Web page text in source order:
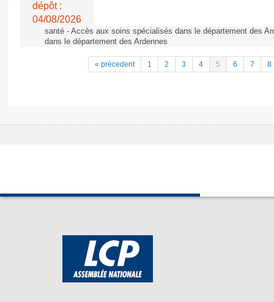
dépôt :
04/08/2026
santé - Accès aux soins spécialisés dans le département des
dans le département des Ardennes
« précedent 1 2 3 4 5 6 7 8